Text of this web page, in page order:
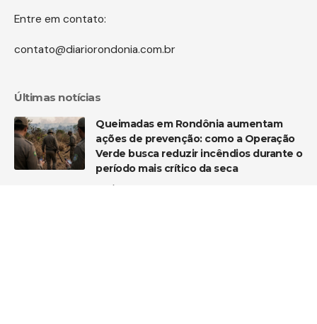
Entre em contato:
contato@diariorondonia.com.br
Últimas notícias
Queimadas em Rondônia aumentam
ações de prevenção: como a Operação
Verde busca reduzir incêndios durante o
período mais crítico da seca
Notícias